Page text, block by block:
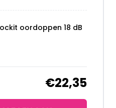
oordoppen 18 dB
€22,35